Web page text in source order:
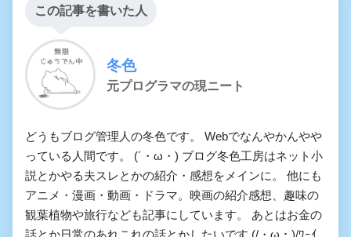
この記事を書いた人
冬色
元プログラマの現ニート
どうもブログ管理人の冬色です。 Webでなんやかんやや
っている人間です。 (´・ω・) ブログ冬色工房はネット小
説とかやる夫スレとかの紹介・感想をメインに。 他にも
アニメ・漫画・動画・ドラマ。映画の紹介感想、趣味の
観葉植物や旅行なども記事にしています。 あとはお金の